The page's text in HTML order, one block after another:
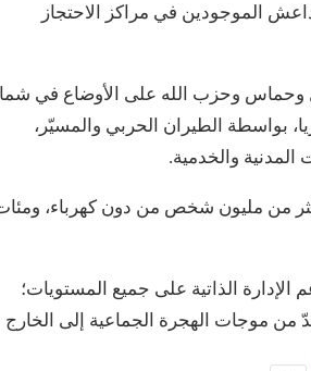
الموجودين في مراكز الاحتجاز
وحماس وحزب الله على الأوضاع في
بواسطة الطيران الحربي والمسيّر،
المدنية والخدمية.
من مليون شخص من دون كهرباء،
الإدارة الذاتية على جميع المستويات؛
من موجات الهجرة الجماعية إلى الخارج